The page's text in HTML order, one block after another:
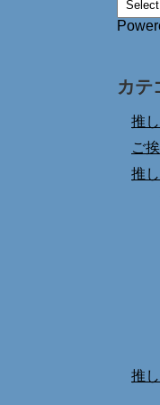
カテ
推
ご
推
推